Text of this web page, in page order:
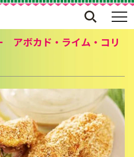
アボカド・ライム・コリ